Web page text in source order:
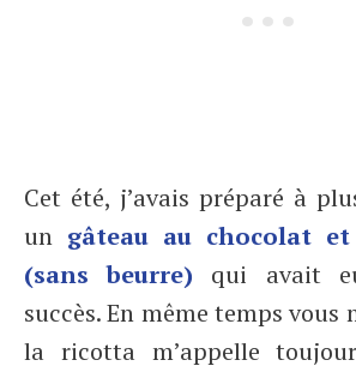
Cet été, j’avais préparé à
un gâteau au chocolat
(sans beurre) qui avait
succès. En même temps vous
la ricotta m’appelle